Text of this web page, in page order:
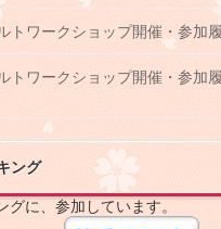
トワークショップ開催・参加
トワークショップ開催・参加
ング
グに、参加しています。